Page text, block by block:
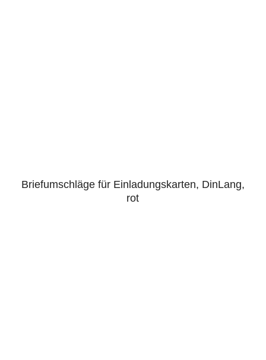
Briefumschläge für Einladungskarten, DinLang,
rot